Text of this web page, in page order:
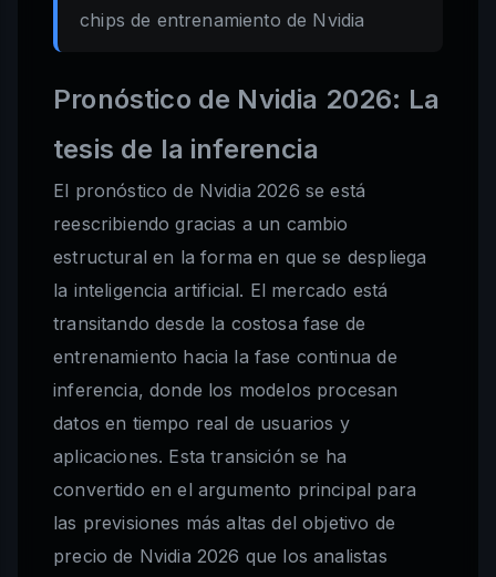
chips de entrenamiento de Nvidia
Pronóstico de Nvidia 2026: La
tesis de la inferencia
El pronóstico de Nvidia 2026 se está
reescribiendo gracias a un cambio
estructural en la forma en que se despliega
la inteligencia artificial. El mercado está
transitando desde la costosa fase de
entrenamiento hacia la fase continua de
inferencia, donde los modelos procesan
datos en tiempo real de usuarios y
aplicaciones. Esta transición se ha
convertido en el argumento principal para
las previsiones más altas del objetivo de
precio de Nvidia 2026 que los analistas